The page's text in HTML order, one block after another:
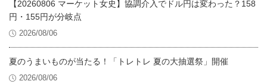
【20260806 マーケット女史】協調介入でドル円は変わった？158
円・155円が分岐点
2026/08/06
夏のうまいものが当たる！「トレトレ 夏の大抽選祭」開催
2026/08/06